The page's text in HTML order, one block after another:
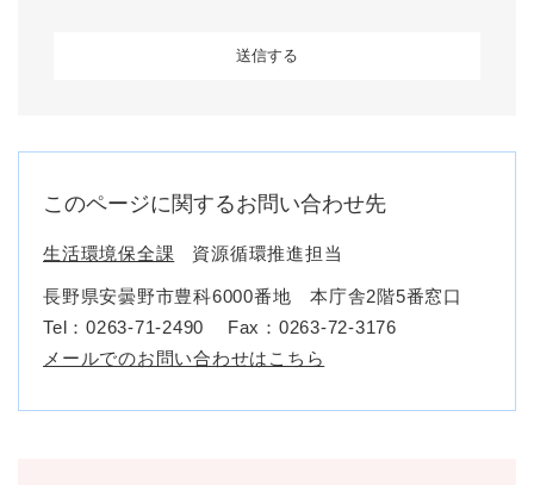
このページに関するお問い合わせ先
生活環境保全課 資源循環推進担当
長野県安曇野市豊科6000番地 本庁舎2階5番窓口
Tel：0263-71-2490
Fax：0263-72-3176
メールでのお問い合わせはこちら